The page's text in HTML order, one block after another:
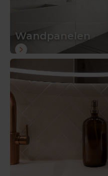
Wandpanelen